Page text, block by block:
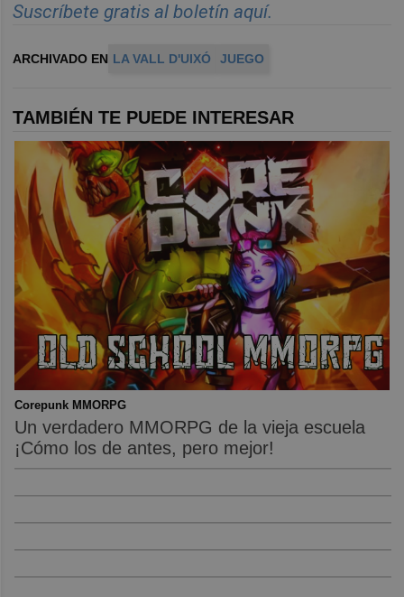
Suscríbete gratis al boletín aquí.
ARCHIVADO EN LA VALL D'UIXÓ JUEGO
TAMBIÉN TE PUEDE INTERESAR
Corepunk MMORPG
Un verdadero MMORPG de la vieja escuela
¡Cómo los de antes, pero mejor!